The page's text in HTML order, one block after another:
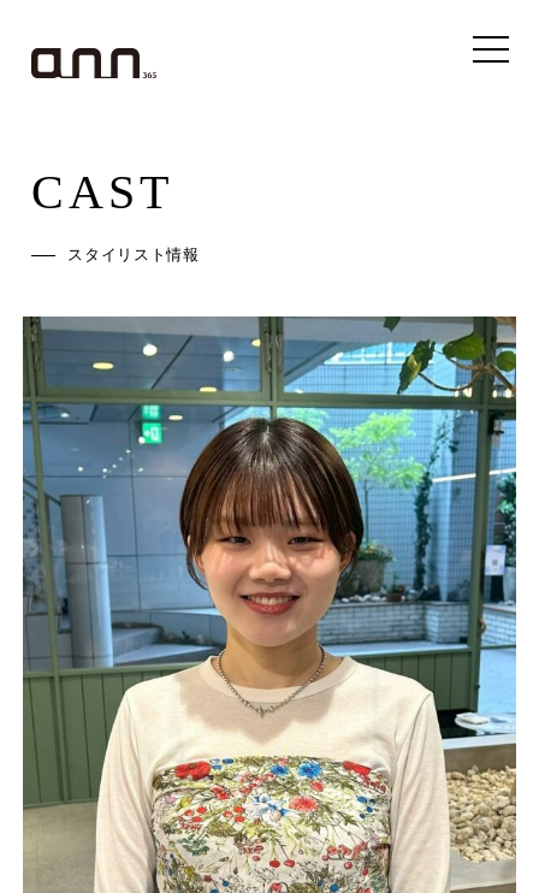
CAST
スタイリスト情報